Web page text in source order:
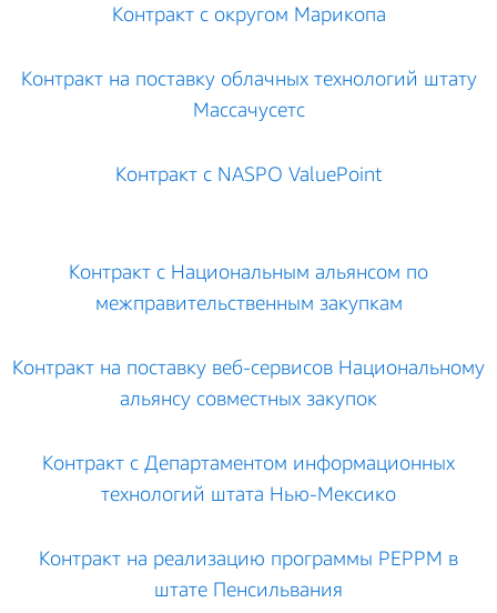
Контракт с округом Марикопа
Контракт на поставку облачных технологий штату
Массачусетс
Контракт с NASPO ValuePoint
Контракт с Национальным альянсом по
межправительственным закупкам
Контракт на поставку веб-сервисов Национальному
альянсу совместных закупок
Контракт с Департаментом информационных
технологий штата Нью-Мексико
Контракт на реализацию программы PEPPM в
штате Пенсильвания